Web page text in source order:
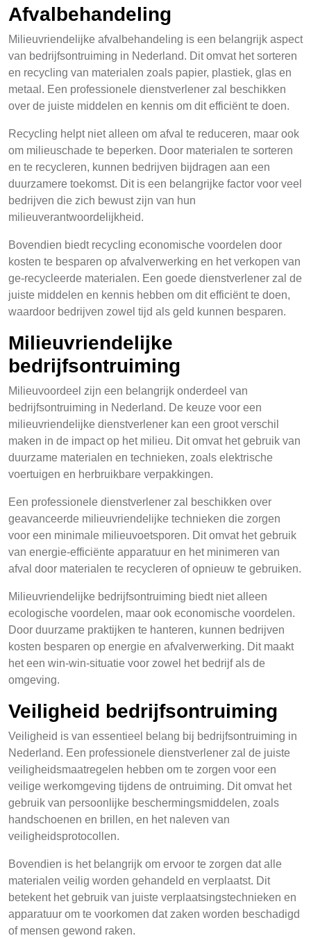
Afvalbehandeling
Milieuvriendelijke afvalbehandeling is een belangrijk aspect
van bedrijfsontruiming in Nederland. Dit omvat het sorteren
en recycling van materialen zoals papier, plastiek, glas en
metaal. Een professionele dienstverlener zal beschikken
over de juiste middelen en kennis om dit efficiënt te doen.
Recycling helpt niet alleen om afval te reduceren, maar ook
om milieuschade te beperken. Door materialen te sorteren
en te recycleren, kunnen bedrijven bijdragen aan een
duurzamere toekomst. Dit is een belangrijke factor voor veel
bedrijven die zich bewust zijn van hun
milieuverantwoordelijkheid.
Bovendien biedt recycling economische voordelen door
kosten te besparen op afvalverwerking en het verkopen van
ge-recycleerde materialen. Een goede dienstverlener zal de
juiste middelen en kennis hebben om dit efficiënt te doen,
waardoor bedrijven zowel tijd als geld kunnen besparen.
Milieuvriendelijke
bedrijfsontruiming
Milieuvoordeel zijn een belangrijk onderdeel van
bedrijfsontruiming in Nederland. De keuze voor een
milieuvriendelijke dienstverlener kan een groot verschil
maken in de impact op het milieu. Dit omvat het gebruik van
duurzame materialen en technieken, zoals elektrische
voertuigen en herbruikbare verpakkingen.
Een professionele dienstverlener zal beschikken over
geavanceerde milieuvriendelijke technieken die zorgen
voor een minimale milieuvoetsporen. Dit omvat het gebruik
van energie-efficiënte apparatuur en het minimeren van
afval door materialen te recycleren of opnieuw te gebruiken.
Milieuvriendelijke bedrijfsontruiming biedt niet alleen
ecologische voordelen, maar ook economische voordelen.
Door duurzame praktijken te hanteren, kunnen bedrijven
kosten besparen op energie en afvalverwerking. Dit maakt
het een win-win-situatie voor zowel het bedrijf als de
omgeving.
Veiligheid bedrijfsontruiming
Veiligheid is van essentieel belang bij bedrijfsontruiming in
Nederland. Een professionele dienstverlener zal de juiste
veiligheidsmaatregelen hebben om te zorgen voor een
veilige werkomgeving tijdens de ontruiming. Dit omvat het
gebruik van persoonlijke beschermingsmiddelen, zoals
handschoenen en brillen, en het naleven van
veiligheidsprotocollen.
Bovendien is het belangrijk om ervoor te zorgen dat alle
materialen veilig worden gehandeld en verplaatst. Dit
betekent het gebruik van juiste verplaatsingstechnieken en
apparatuur om te voorkomen dat zaken worden beschadigd
of mensen gewond raken.